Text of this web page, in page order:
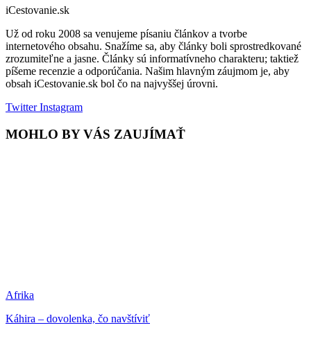
iCestovanie.sk
Už od roku 2008 sa venujeme písaniu článkov a tvorbe
internetového obsahu. Snažíme sa, aby články boli sprostredkované
zrozumiteľne a jasne. Články sú informatívneho charakteru; taktiež
píšeme recenzie a odporúčania. Našim hlavným záujmom je, aby
obsah iCestovanie.sk bol čo na najvyššej úrovni.
TwitterInstagram
MOHLO BY VÁS ZAUJÍMAŤ
Afrika
Káhira – dovolenka, čo navštíviť